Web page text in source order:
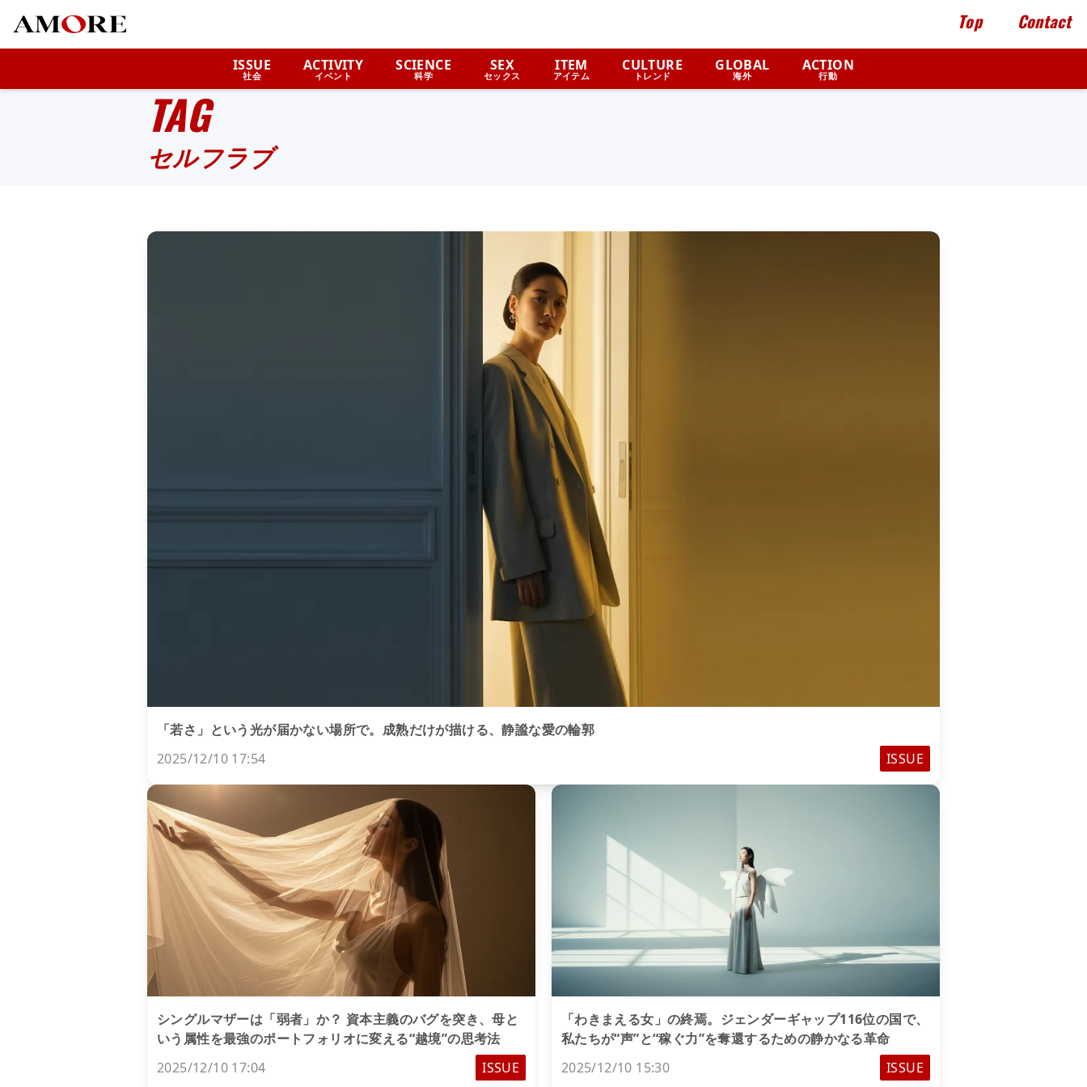
Top Contact
ISSUE
社会
ACTIVITY
イベント
SCIENCE
科学
SEX
セックス
ITEM
アイテム
CULTURE
トレンド
GLOBAL
海外
ACTION
行動
TAG
セルフラブ
「若さ」という光が届かない場所で。成熟だけが描ける、静謐な愛の輪郭
2025/12/10 17:54
ISSUE
シングルマザーは「弱者」か？ 資本主義のバグを突き、母と
いう属性を最強のポートフォリオに変える“越境”の思考法
2025/12/10 17:04
ISSUE
「わきまえる女」の終焉。ジェンダーギャップ116位の国で、
私たちが“声”と“稼ぐ力”を奪還するための静かなる革命
2025/12/10 15:30
ISSUE